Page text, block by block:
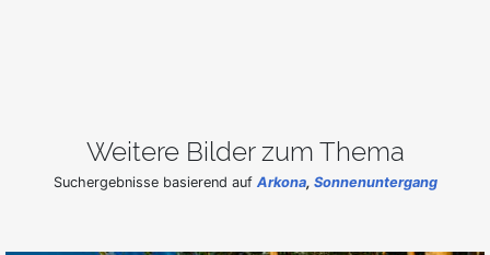
Weitere Bilder zum Thema
Suchergebnisse basierend auf Arkona, Sonnenuntergang